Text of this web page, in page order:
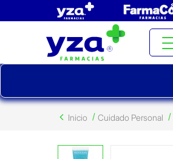
Inicio Cuidado Personal